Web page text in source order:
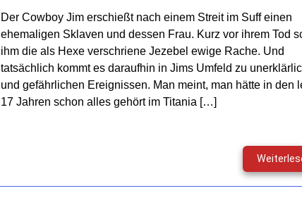
Der Cowboy Jim erschießt nach einem Streit im Suff einen
ehemaligen Sklaven und dessen Frau. Kurz vor ihrem Tod
ihm die als Hexe verschriene Jezebel ewige Rache. Und
tatsächlich kommt es daraufhin in Jims Umfeld zu
und gefährlichen Ereignissen. Man meint, man hätte in den
17 Jahren schon alles gehört im Titania […]